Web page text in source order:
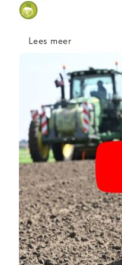
categorie
Lees meer
en
Laston
domineren
rassenproef
biologische
winterprei